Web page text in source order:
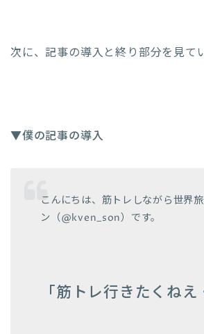
次に、記事の導入と終り部分を見て
▼僕の記事の導入
こんにちは、筋トレしながら世界
ン（@kven_son）です。
「筋トレ行きたくねえ